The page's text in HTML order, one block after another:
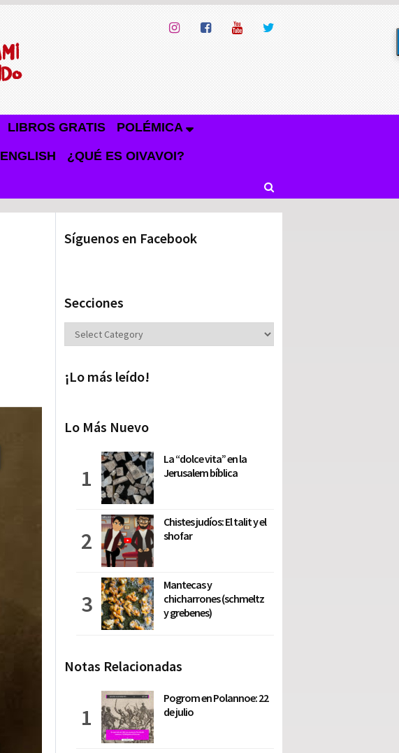
LIBROS GRATIS POLÉMICA
ENGLISH ¿QUÉ ES OIVAVOI?
Síguenos en Facebook
Secciones
Secciones
¡Lo más leído!
Lo Más Nuevo
La “dolce vita” en la
Jerusalem bíblica
Chistes judíos: El talit y el
shofar
Mantecas y
chicharrones (schmeltz
y grebenes)
Notas Relacionadas
Pogrom en Polannoe: 22
de julio